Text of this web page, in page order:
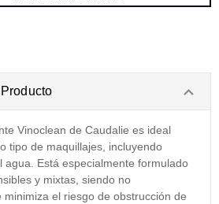
Vinoclean de Caudalie es ideal
tipo de maquillajes, incluyendo
agua. Está especialmente formulado
y mixtas, siendo no
el riesgo de obstrucción de